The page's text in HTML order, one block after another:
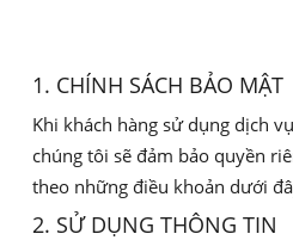
1. CHÍNH SÁCH BẢO MẬT
Khi khách hàng sử dụng dịch
chúng tôi sẽ đảm bảo quyền
theo những điều khoản dưới
2. SỬ DỤNG THÔNG TIN